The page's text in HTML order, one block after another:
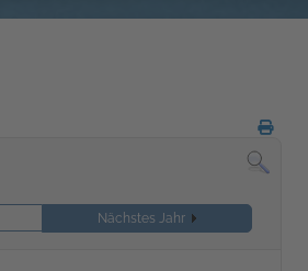
Nächstes Jahr